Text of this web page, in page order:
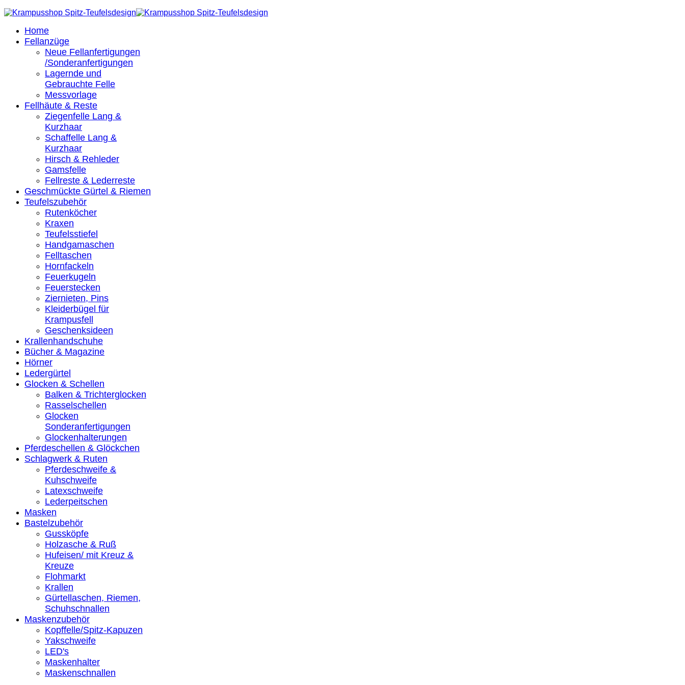
Home
Fellanzüge
Neue Fellanfertigungen
/Sonderanfertigungen
Lagernde und
Gebrauchte Felle
Messvorlage
Fellhäute & Reste
Ziegenfelle Lang &
Kurzhaar
Schaffelle Lang &
Kurzhaar
Hirsch & Rehleder
Gamsfelle
Fellreste & Lederreste
Geschmückte Gürtel & Riemen
Teufelszubehör
Rutenköcher
Kraxen
Teufelsstiefel
Handgamaschen
Felltaschen
Hornfackeln
Feuerkugeln
Feuerstecken
Ziernieten, Pins
Kleiderbügel für
Krampusfell
Geschenksideen
Krallenhandschuhe
Bücher & Magazine
Hörner
Ledergürtel
Glocken & Schellen
Balken & Trichterglocken
Rasselschellen
Glocken
Sonderanfertigungen
Glockenhalterungen
Pferdeschellen & Glöckchen
Schlagwerk & Ruten
Pferdeschweife &
Kuhschweife
Latexschweife
Lederpeitschen
Masken
Bastelzubehör
Gussköpfe
Holzasche & Ruß
Hufeisen/ mit Kreuz &
Kreuze
Flohmarkt
Krallen
Gürtellaschen, Riemen,
Schuhschnallen
Maskenzubehör
Kopffelle/Spitz-Kapuzen
Yakschweife
LED's
Maskenhalter
Maskenschnallen